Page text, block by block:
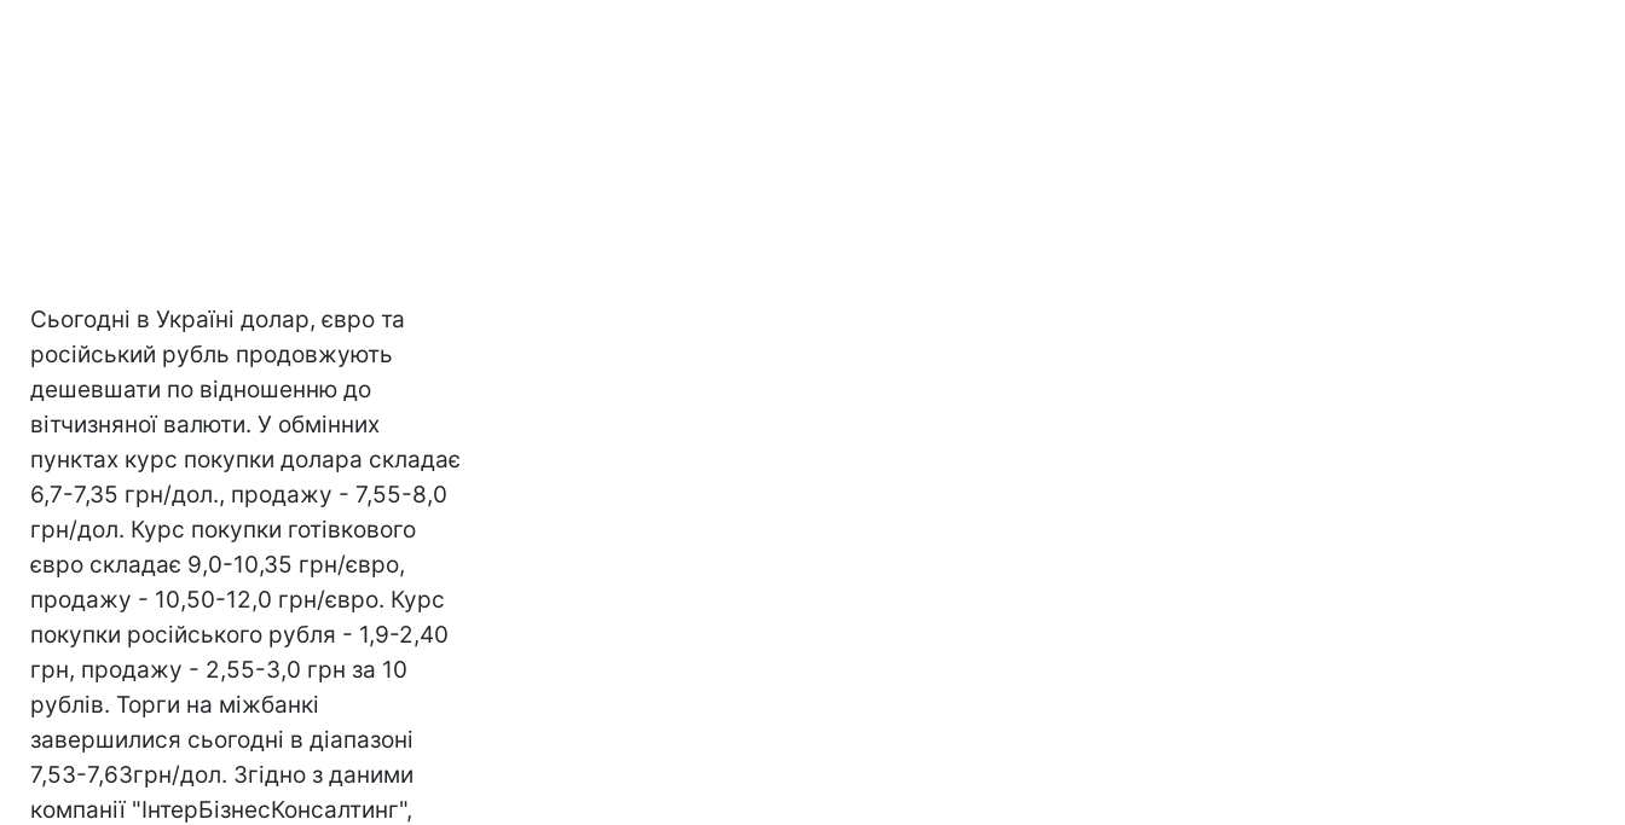
Сьогодні в Україні долар, євро та
російський рубль продовжують
дешевшати по відношенню до
вітчизняної валюти. У обмінних
пунктах курс покупки долара складає
6,7-7,35 грн/дол., продажу - 7,55-8,0
грн/дол. Курс покупки готівкового
євро складає 9,0-10,35 грн/євро,
продажу - 10,50-12,0 грн/євро. Курс
покупки російського рубля - 1,9-2,40
грн, продажу - 2,55-3,0 грн за 10
рублів. Торги на міжбанкі
завершилися сьогодні в діапазоні
7,53-7,63грн/дол. Згідно з даними
компанії "ІнтерБізнесКонсалтинг",